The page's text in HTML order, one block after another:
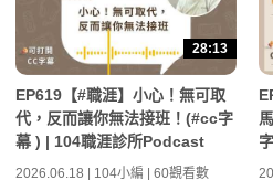
28:13
EP619【#職涯】小心！無可取
代，反而讓你無法接班！(#cc字
幕 ) | 104職涯診所Podcast
2026.06.18 | 104小編 | 60觀看數